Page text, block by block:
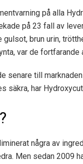
på alla
på 23 fall av
brun urin,
var de fortfarande
senare till
säkra, har
några av
Men sedan 2009